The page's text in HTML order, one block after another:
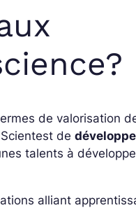
de valorisation
de
talents à
alliant